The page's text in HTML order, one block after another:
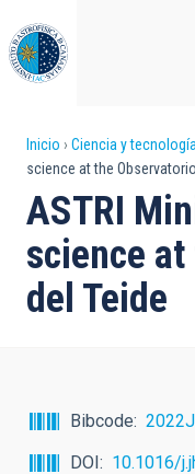
al
contenido
principal
Sobrescribir
enlaces
de
ayuda
a
Inicio Ciencia y tecnología
science at the
ASTRI
science
del Teide
Bibcode
DOI
10.1016/